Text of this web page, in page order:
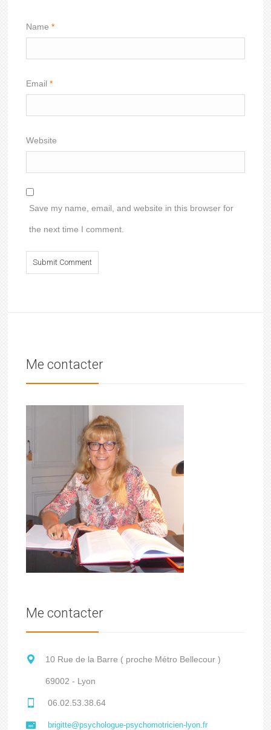
Name*
Email*
Website
Save my name, email, and website in this browser for
the next time I comment.
Me contacter
Me contacter
10 Rue de la Barre ( proche Métro Bellecour )
69002 - Lyon
06.02.53.38.64
brigitte@psychologue-psychomotricien-lyon.fr